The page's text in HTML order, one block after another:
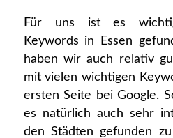
Für uns ist es
Keywords in Essen
haben wir auch relativ
mit vielen wichtigen
ersten Seite bei Google.
es natürlich auch sehr
den Städten gefunden